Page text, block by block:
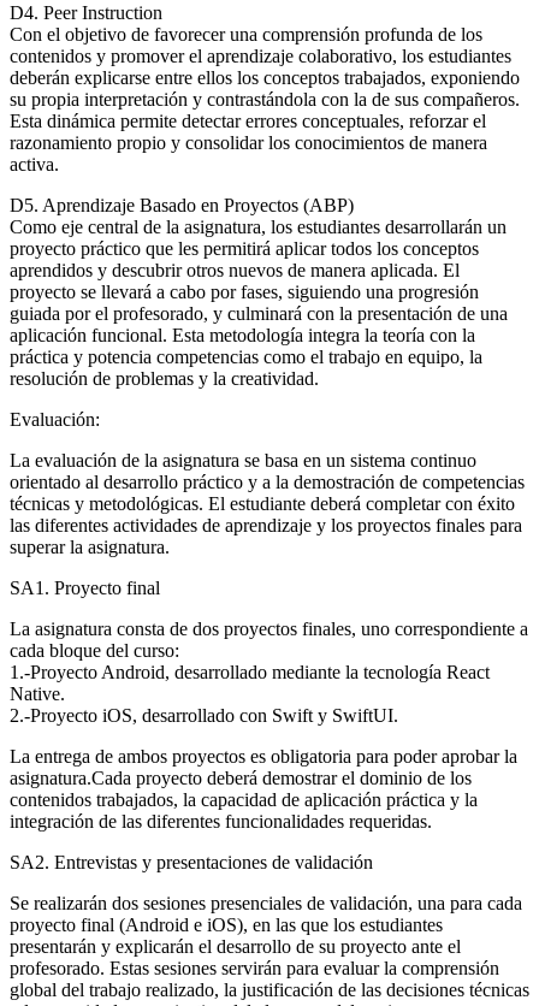
D4. Peer Instruction
Con el objetivo de favorecer una comprensión profunda de los
contenidos y promover el aprendizaje colaborativo, los estudiantes
deberán explicarse entre ellos los conceptos trabajados, exponiendo
su propia interpretación y contrastándola con la de sus compañeros.
Esta dinámica permite detectar errores conceptuales, reforzar el
razonamiento propio y consolidar los conocimientos de manera
activa.
D5. Aprendizaje Basado en Proyectos (ABP)
Como eje central de la asignatura, los estudiantes desarrollarán un
proyecto práctico que les permitirá aplicar todos los conceptos
aprendidos y descubrir otros nuevos de manera aplicada. El
proyecto se llevará a cabo por fases, siguiendo una progresión
guiada por el profesorado, y culminará con la presentación de una
aplicación funcional. Esta metodología integra la teoría con la
práctica y potencia competencias como el trabajo en equipo, la
resolución de problemas y la creatividad.
Evaluación:
La evaluación de la asignatura se basa en un sistema continuo
orientado al desarrollo práctico y a la demostración de competencias
técnicas y metodológicas. El estudiante deberá completar con éxito
las diferentes actividades de aprendizaje y los proyectos finales para
superar la asignatura.
SA1. Proyecto final
La asignatura consta de dos proyectos finales, uno correspondiente a
cada bloque del curso:
1.-Proyecto Android, desarrollado mediante la tecnología React
Native.
2.-Proyecto iOS, desarrollado con Swift y SwiftUI.
La entrega de ambos proyectos es obligatoria para poder aprobar la
asignatura.Cada proyecto deberá demostrar el dominio de los
contenidos trabajados, la capacidad de aplicación práctica y la
integración de las diferentes funcionalidades requeridas.
SA2. Entrevistas y presentaciones de validación
Se realizarán dos sesiones presenciales de validación, una para cada
proyecto final (Android e iOS), en las que los estudiantes
presentarán y explicarán el desarrollo de su proyecto ante el
profesorado. Estas sesiones servirán para evaluar la comprensión
global del trabajo realizado, la justificación de las decisiones técnicas